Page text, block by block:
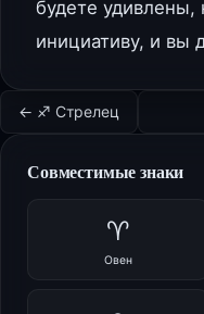
будете удивлены,
инициативу, и вы
← ♐ Стрелец
Совместимые знаки
♈
Овен